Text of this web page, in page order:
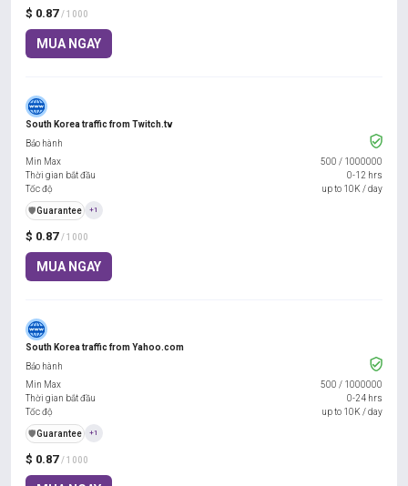
$ 0.87 / 1000
MUA NGAY
South Korea traffic from Twitch.tv
$ 0.87 / 1000
MUA NGAY
Bảo hành
Min Max
500 / 1000000
Thời gian bắt đầu
0-12 hrs
Tốc độ
up to 10K / day
️🛡️Guarantee +1
South Korea traffic from Yahoo.com
$ 0.87 / 1000
Bảo hành
Min Max
500 / 1000000
Thời gian bắt đầu
0-24 hrs
Tốc độ
up to 10K / day
️🛡️Guarantee +1